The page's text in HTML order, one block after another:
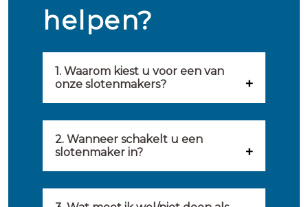
helpen?
1. Waarom kiest u voor een van
onze slotenmakers?
geselecteerd op kwaliteit,
2. Wanneer schakelt u een
slotenmaker in?